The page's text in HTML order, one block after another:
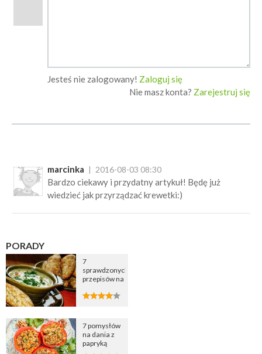
Jesteś nie zalogowany! Zaloguj się
Nie masz konta? Zarejestruj się
marcinka 2016-08-03 08:30
Bardzo ciekawy i przydatny artykuł! Będę już
wiedzieć jak przyrządzać krewetki:)
PORADY
7
sprawdzonych
przepisów na
cebulową
7 pomysłów
na dania z
papryką